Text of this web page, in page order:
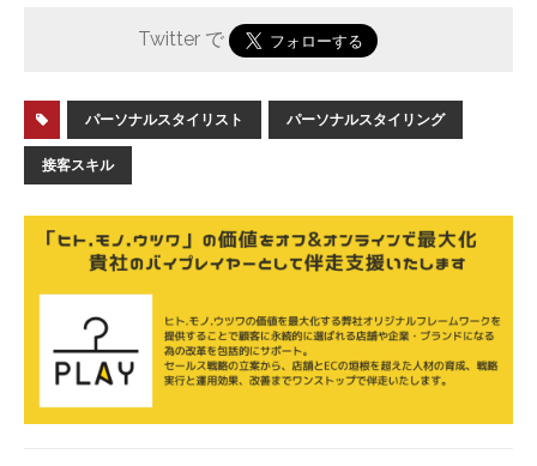
Twitter で
パーソナルスタイリスト パーソナルスタイリング
接客スキル